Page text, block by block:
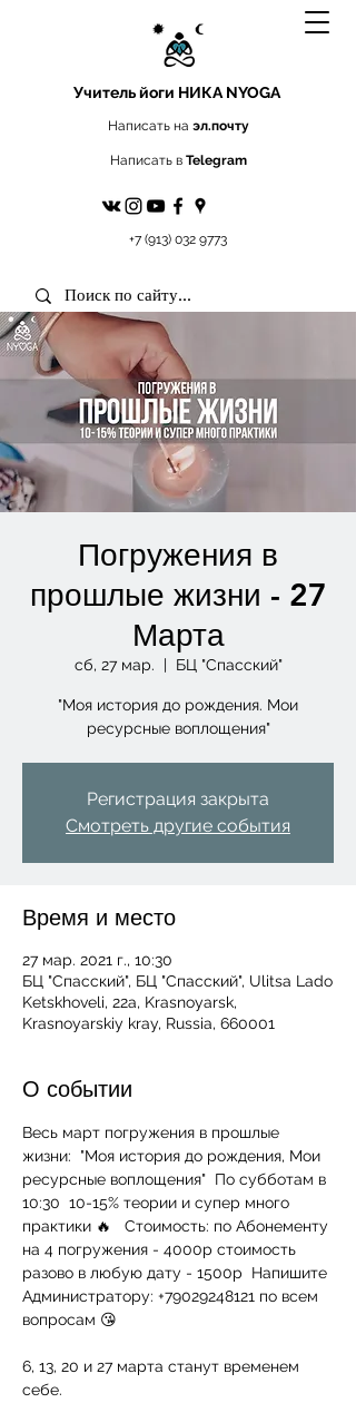
Учитель йоги НИКА NYOGA
Написать на эл.почту
Написать в Telegram
+7 (913) 032 9773
Погружения в
прошлые жизни - 27
Марта
сб, 27 мар.
  |
БЦ "Спасский"
"Моя история до рождения. Мои
ресурсные воплощения"
Регистрация закрыта
Смотреть другие события
Время и место
27 мар. 2021 г., 10:30
БЦ "Спасский", БЦ "Спасский", Ulitsa Lado
Ketskhoveli, 22а, Krasnoyarsk,
Krasnoyarskiy kray, Russia, 660001
О событии
Весь март погружения в прошлые
жизни:  "Моя история до рождения, Мои
ресурсные воплощения"  По субботам в
10:30  10-15% теории и супер много
практики 🔥   Стоимость: по Абонементу
на 4 погружения - 4000р стоимость
разово в любую дату - 1500р  Напишите
Администратору: +79029248121 по всем
вопросам 😘
6, 13, 20 и 27 марта станут временем
себе.